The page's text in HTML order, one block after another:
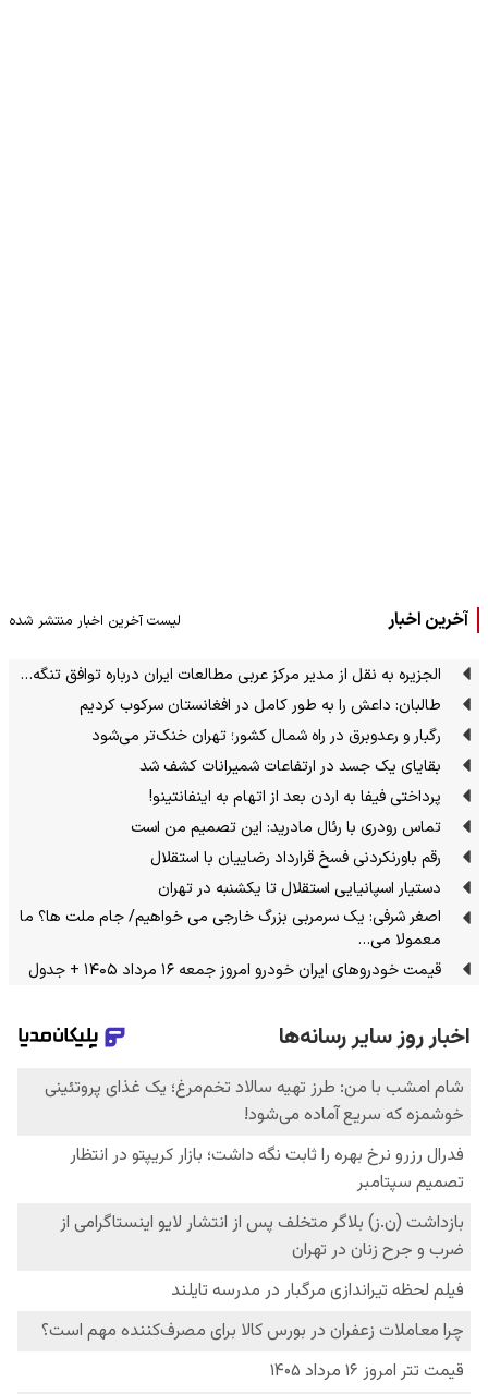
آخرین اخبار لیست آخرین اخبار منتشر شده
الجزیره به نقل از مدیر مرکز عربی مطالعات ایران درباره توافق تنگه…
طالبان: داعش را به طور کامل در افغانستان سرکوب کردیم
رگبار و رعدوبرق در راه شمال کشور؛ تهران خنک‌تر می‌شود
بقایای یک جسد در ارتفاعات شمیرانات کشف شد
پرداختی فیفا به اردن بعد از اتهام به اینفانتینو!
تماس رودری با رئال مادرید: این تصمیم من است
رقم باورنکردنی فسخ قرارداد رضاییان با استقلال
دستیار اسپانیایی استقلال تا یکشنبه در تهران
اصغر شرفی: یک سرمربی بزرگ خارجی می خواهیم/ جام ملت ها؟ ما
معمولا می…
قیمت خودرو‌های ایران خودرو امروز جمعه ۱۶ مرداد ۱۴۰۵ + جدول